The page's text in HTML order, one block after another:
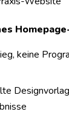
keine